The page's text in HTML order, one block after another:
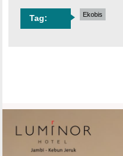
Tag: Ekobis